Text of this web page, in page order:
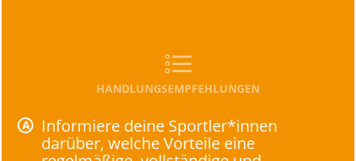
HANDLUNGSEMPFEHLUNGEN
Informiere deine Sportler*innen
darüber, welche Vorteile eine